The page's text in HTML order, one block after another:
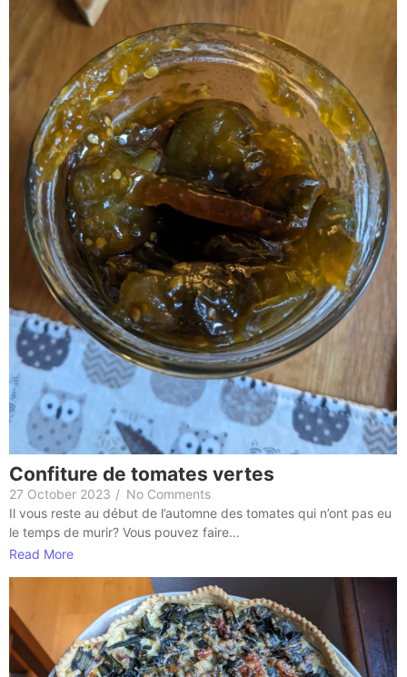
Confiture de tomates vertes
27 October 2023 / No Comments
Il vous reste au début de l’automne des tomates qui n’ont pas eu
le temps de murir? Vous pouvez faire...
Read More